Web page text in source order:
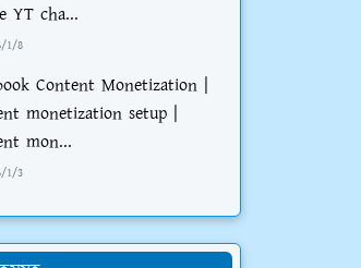
YT cha...
1/8
Content Monetization |
monetization setup |
mon...
1/3